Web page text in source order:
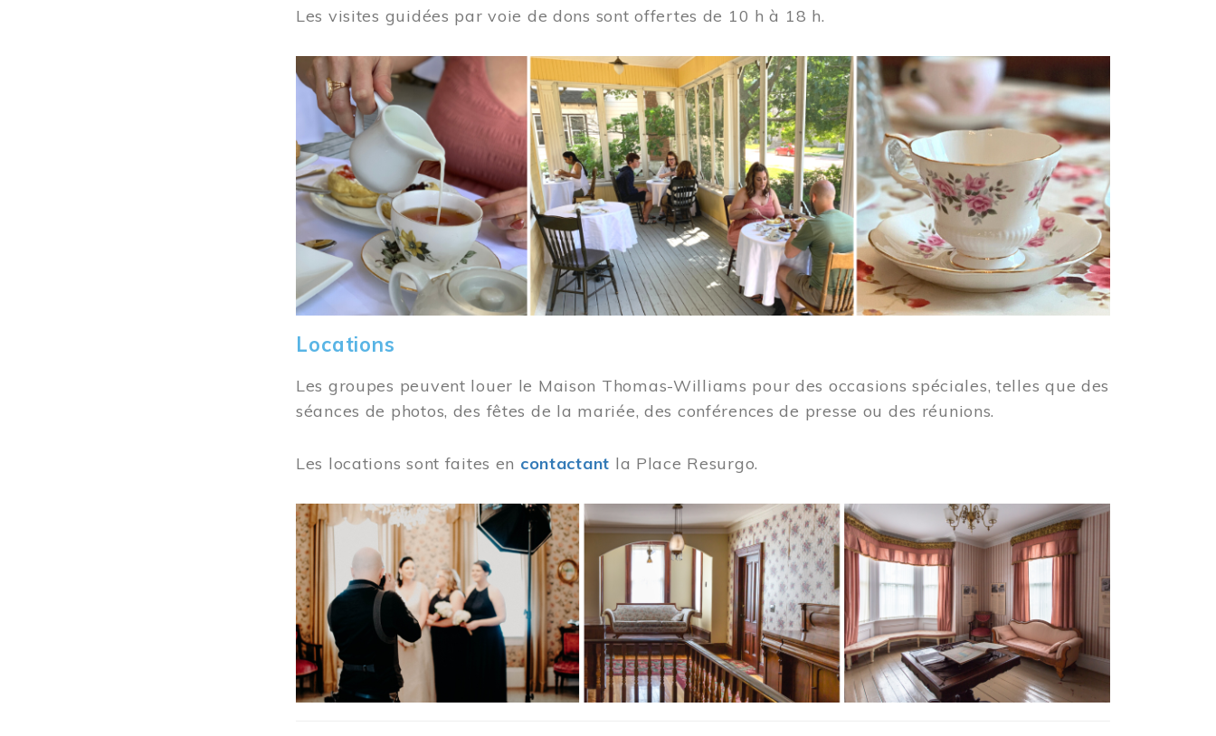
Les visites guidées par voie de dons sont offertes de 10 h à 18 h.
Image
Locations
Les groupes peuvent louer le Maison Thomas-Williams pour des occasions spéciales, telles que des
séances de photos, des fêtes de la mariée, des conférences de presse ou des réunions.
Les locations sont faites en contactant la Place Resurgo.
Image